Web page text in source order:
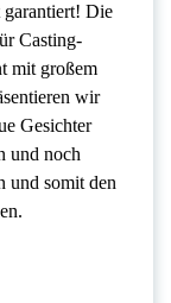
Die
Casting-
mit großem
wir
Gesichter
und noch
und somit den